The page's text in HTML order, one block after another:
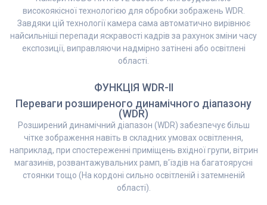
високоякісної технологією для обробки зображень WDR.
Завдяки цій технології камера сама автоматично вирівнює
найсильніші перепади яскравості кадрів за рахунок зміни часу
експозиції, виправляючи надмірно затінені або освітлені
області.
ФУНКЦІЯ WDR-II
Переваги розширеного динамічного діапазону
(WDR)
Розширений динамічний діапазон (WDR) забезпечує більш
чітке зображення навіть в складних умовах освітлення,
наприклад, при спостереженні приміщень вхідної групи, вітрин
магазинів, розвантажувальних рамп, в'їздів на багатоярусні
стоянки тощо (На кордоні сильно освітленій і затемненій
області).